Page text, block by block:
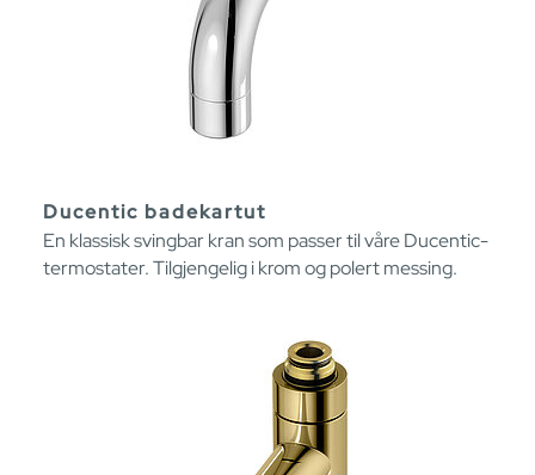
Ducentic badekartut
En klassisk svingbar kran som passer til våre Ducentic-
termostater. Tilgjengelig i krom og polert messing.